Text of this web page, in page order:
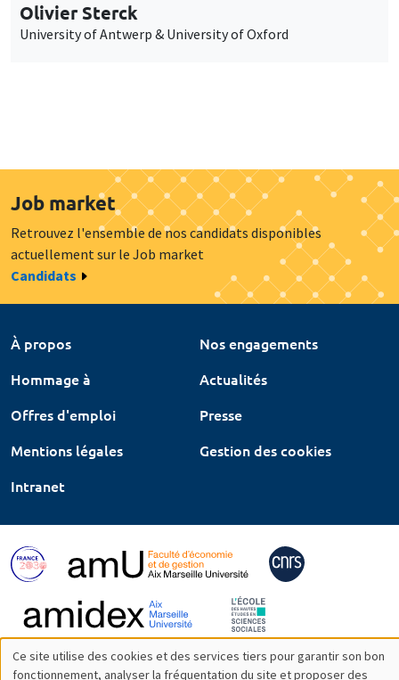
Olivier Sterck
University of Antwerp & University of Oxford
Job market
Retrouvez l'ensemble de nos candidats disponibles
actuellement sur le Job market
Candidats
À propos
Nos engagements
Hommage à
Actualités
Offres d'emploi
Presse
Mentions légales
Gestion des cookies
Intranet
Ce site utilise des cookies et des services tiers pour garantir son bon
fonctionnement, analyser la fréquentation du site et proposer des